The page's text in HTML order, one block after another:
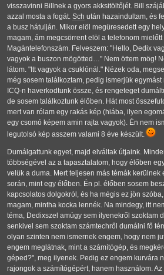
visszavinni Billnek a gyors akksitöltőjét. Bill
azzal mosta a fogát. Sch után hazaindultam, és
a busz hátulján. Mikor elöl megüresedett egy
magam, ám megcsörrent elöl a telefonom
Magántelefonszám. Felveszem: "Hello, Dedix
vagyok a buszon mögötted…" Nem öttem mög!
látom. "Itt vagyok a csuklónál." Nézek oda,
még sosem találkoztam, pedig ismerjük
ICQ-n haverkodtunk össze, és rengeteget
de sosem találkoztunk élőben. Hát most
mert van rólam egy rakás kép (hiába, ilyen
egy csomó képem amin rajta vagyok). Én nem
legutolsó kép asszem valami 8 éve készült.
Dumálgattunk egyet, majd elváltak útjaink.
többségével az a tapasztalatom, hogy élőben
velük a duma. Mert teljesen más témák kerülnek
során, mint egy élőben. Én pl. élőben sosem
kapcsolatos dolgokról, és ha mégis ez jön
magam, mintha kocka lennék. Na mindegy, itt
téma, Dedixszel amúgy sem ilyenekről szoktam
senkivel sem szoktam számtechről dumálni fő
olyan szinten nem ismernek engem, hogy nem
engem meglátnak, mint a számítógép, és
géped?", meg ilyenek. Pedig ez engem kurvára
rajongok a számítógépért, hanem használom.